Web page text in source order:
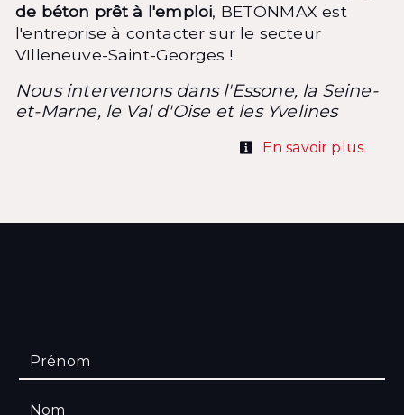
de béton prêt à l'emploi, BETONMAX est
l'entreprise à contacter sur le secteur
VIlleneuve-Saint-Georges !
Nous intervenons dans l'Essone, la Seine-
et-Marne, le Val d'Oise et les Yvelines
En savoir plus